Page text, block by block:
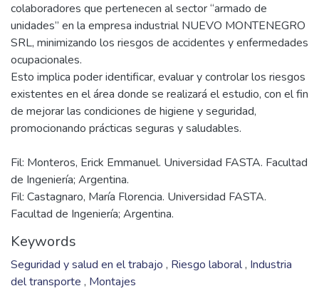
colaboradores que pertenecen al sector “armado de
unidades” en la empresa industrial NUEVO MONTENEGRO
SRL, minimizando los riesgos de accidentes y enfermedades
ocupacionales.
Esto implica poder identificar, evaluar y controlar los riesgos
existentes en el área donde se realizará el estudio, con el fin
de mejorar las condiciones de higiene y seguridad,
Fil: Monteros, Erick Emmanuel. Universidad FASTA. Facultad
de Ingeniería; Argentina.
Fil: Castagnaro, María Florencia. Universidad FASTA.
Facultad de Ingeniería; Argentina.
Keywords
Seguridad y salud en el trabajo , Riesgo laboral, Industria
del transporte , Montajes